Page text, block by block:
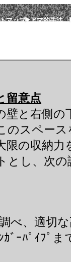
マップ アマ的手法
留意点
と右側の
のスペー
の収納力
とし、次
、適切な
ﾊﾟｲﾌﾟま